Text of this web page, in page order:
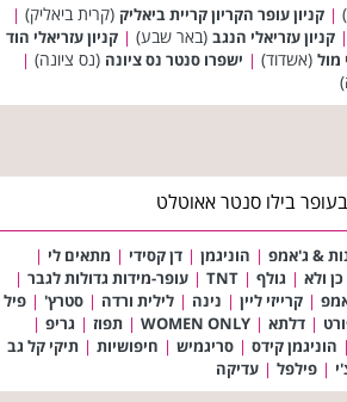
| קניון עופר הקריון קריית ביאליק (קרית ביאליק) |
| קניון עזריאלי הנגב (באר שבע) | קניון עזריאלי הוד
מול (אשדוד) | ישפרו סנטר נס ציונה (נס ציונה) |
בעופר בילו סנטר אאוטלט
& ג'אמפ | הוניגמן | דן קסידי | מתאים לי |
כן ולא | גולף |
TNT
| עופר-מידות גדולות לגבר |
| קרייזי ליין | נינה | לילית ורדה | סטרץ' | פיל
| דלתא |
WOMEN ONLY
| תפוז | גריפ |
| הוניגמן קידס | סריגמיש | חיפושיות | תיקי קל גב
| פילפל | עדיקה